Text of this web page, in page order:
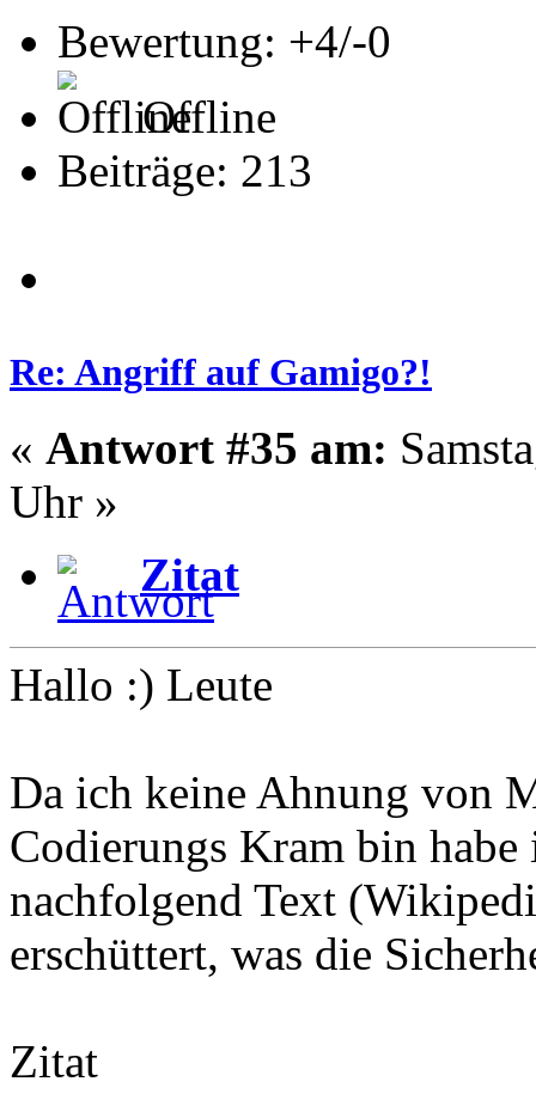
Bewertung: +4/-0
Offline
Beiträge: 213
Re: Angriff auf Gamigo?!
« Antwort #35 am:
Uhr »
Zitat
Hallo :) Leute
Da ich keine Ahnung von
Codierungs Kram bin
nachfolgend Text
erschüttert, was die
Zitat